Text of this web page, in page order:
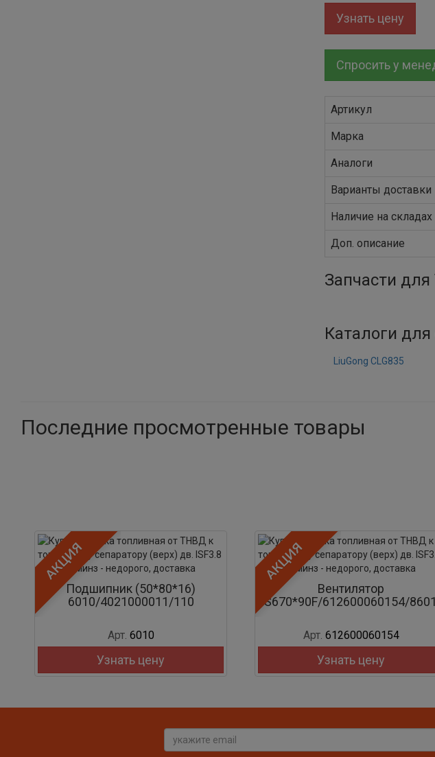
Узнать цену
Спросить у
Артикул
Марка
Аналоги
Варианты доставки
Наличие на складах
Доп. описание
Запчасти для
Каталоги
LiuGong CLG835
Последние просмотренные товары
АКЦИЯ
Подшипник (50*80*16)
6010/4021000011/110
Арт. 6010
Узнать цену
АКЦИЯ
Вентилятор
FS670*90F/612600060154/
Арт. 612600060154
Узнать цену